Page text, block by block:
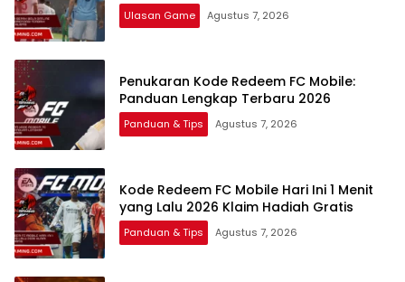
Ulasan Game Agustus 7, 2026
Penukaran Kode Redeem FC Mobile:
Panduan Lengkap Terbaru 2026
Panduan & Tips Agustus 7, 2026
Kode Redeem FC Mobile Hari Ini 1 Menit
yang Lalu 2026 Klaim Hadiah Gratis
Panduan & Tips Agustus 7, 2026